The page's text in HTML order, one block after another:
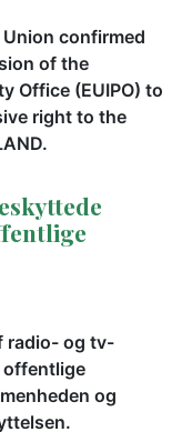
confirmed
of the
Office (EUIPO) to
right to the
radio- og tv-
offentlige
og